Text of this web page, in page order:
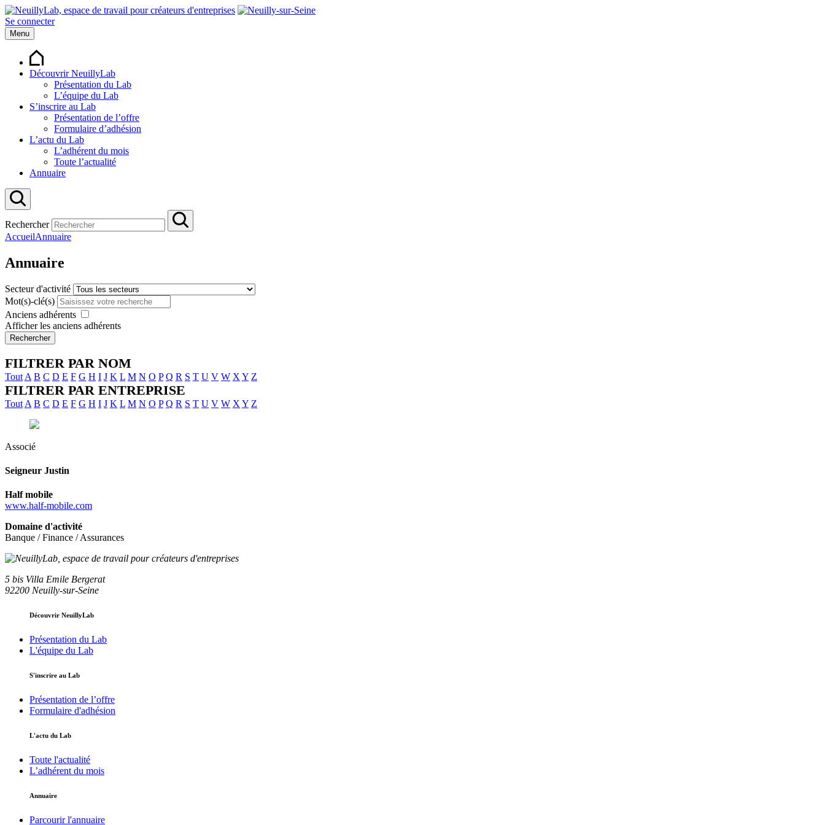
Se connecter
Menu
Découvrir NeuillyLab
Présentation du Lab
L’équipe du Lab
S’inscrire au Lab
Présentation de l’offre
Formulaire d’adhésion
L’actu du Lab
L’adhérent du mois
Toute l’actualité
Annuaire
Rechercher
AccueilAnnuaire
Annuaire
Secteur d'activité
Mot(s)-clé(s)
Anciens adhérents
Afficher les anciens adhérents
Rechercher
FILTRER PAR NOM
Tout A B C D E F G H I J K L M N O P Q R S T U V W X Y Z
FILTRER PAR ENTREPRISE
Tout A B C D E F G H I J K L M N O P Q R S T U V W X Y Z
Associé
Seigneur Justin
Half mobile
www.half-mobile.com
Domaine d'activité
Banque / Finance / Assurances
5 bis Villa Emile Bergerat
92200 Neuilly-sur-Seine
Découvrir NeuillyLab
Présentation du Lab
L'équipe du Lab
S'inscrire au Lab
Présentation de l’offre
Formulaire d'adhésion
L'actu du Lab
Toute l'actualité
L’adhérent du mois
Annuaire
Parcourir l'annuaire